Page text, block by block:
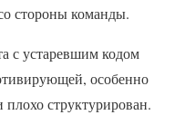
стороны команды.
с устаревшим кодом
особенно
структурирован.